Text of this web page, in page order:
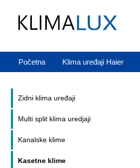
Početna Klima uređaji Haier
Zidni klima uređaji
Multi split klima uredjaji
Kanalske klime
Kasetne klime